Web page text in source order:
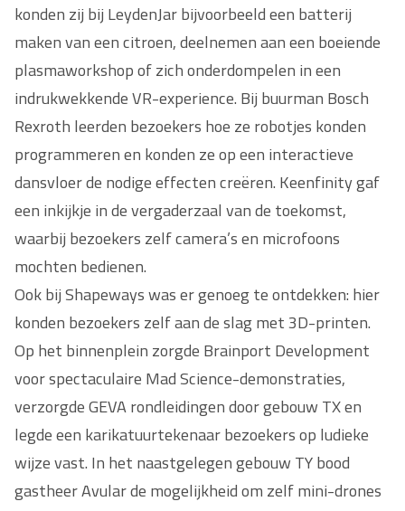
konden zij bij LeydenJar bijvoorbeeld een batterij
maken van een citroen, deelnemen aan een boeiende
plasmaworkshop of zich onderdompelen in een
indrukwekkende VR-experience. Bij buurman Bosch
Rexroth leerden bezoekers hoe ze robotjes konden
programmeren en konden ze op een interactieve
dansvloer de nodige effecten creëren. Keenfinity gaf
een inkijkje in de vergaderzaal van de toekomst,
waarbij bezoekers zelf camera’s en microfoons
mochten bedienen.
Ook bij Shapeways was er genoeg te ontdekken: hier
konden bezoekers zelf aan de slag met 3D-printen.
Op het binnenplein zorgde Brainport Development
voor spectaculaire Mad Science-demonstraties,
verzorgde GEVA rondleidingen door gebouw TX en
legde een karikatuurtekenaar bezoekers op ludieke
wijze vast. In het naastgelegen gebouw TY bood
gastheer Avular de mogelijkheid om zelf mini-drones